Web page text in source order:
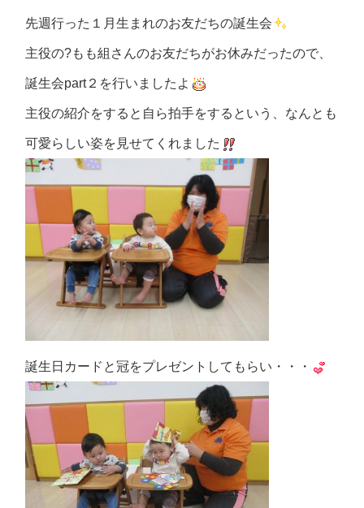
先週行った１月生まれのお友だちの誕生会
主役の?もも組さんのお友だちがお休みだったので、
誕生会part２を行いましたよ
主役の紹介をすると自ら拍手をするという、なんとも
可愛らしい姿を見せてくれました
誕生日カードと冠をプレゼントしてもらい・・・